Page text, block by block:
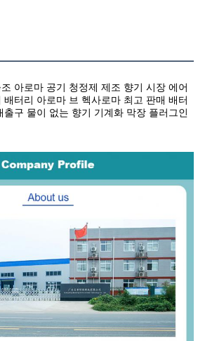
아로마 공기 청정제 제조 향기 시장 에어
배터리 아로마 브 헥사로마 최고 판매 배터
출구 물이 없는 향기 기계화 막장 플러그인